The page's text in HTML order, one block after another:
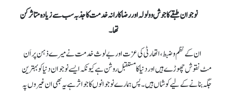
نوجوان طبقے کا جوش و ولولہ اور رضاکارانہ خدمت کا جذبہ سب سے زیادہ متاثر کن
تھا۔
ان کےنظم و ضبط، اتھارٹی کی عزت اور بے لوث خدمت نے میرے ذہن پر اَن
مٹ نقوش چھوڑے ہیں اور دنیا کا مستقبل روشن ہے کیونکہ ایسے نوجوان دنیا کو بہترین
جگہ بنانے کے لیے کوشاں ہیں۔ پس ہمارے نوجوانوں کا جو اثر ہے یہ بھی ان غیروں پہ